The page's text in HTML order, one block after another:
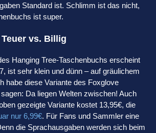
Standard ist. Schlimm ist das nicht,
ist super.
vs. Billig
Hanging Tree-Taschenbuchs erscheint
ist sehr klein und dünn – auf gräulichem
habe diese Variante des Foxglove
Da liegen Welten zwischen! Auch
gezeigte Variante kostet 13,95€, die
nur 6,99€. Für Fans und Sammler eine
die Sprachausgaben werden sich beim